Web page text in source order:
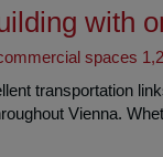
with
spaces
transportation